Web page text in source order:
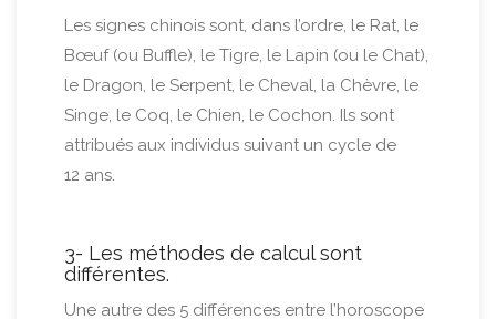
Les signes chinois sont, dans l’ordre, le Rat, le
Bœuf (ou Buffle), le Tigre, le Lapin (ou le Chat),
le Dragon, le Serpent, le Cheval, la Chèvre, le
Singe, le Coq, le Chien, le Cochon. Ils sont
attribués aux individus suivant un cycle de
12 ans.
3- Les méthodes de calcul sont
différentes.
Une autre des 5 différences entre l’horoscope